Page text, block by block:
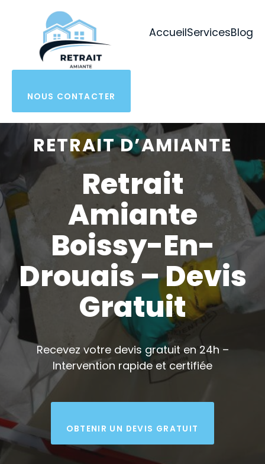
AccueilServicesBlog
NOUS CONTACTER
RETRAIT D’AMIANTE
Retrait
Amiante
Boissy-En-
Drouais – Devis
Gratuit
Recevez votre devis gratuit en 24h –
Intervention rapide et certifiée
OBTENIR UN DEVIS GRATUIT